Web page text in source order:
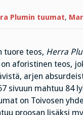
maailman
Plumin tuumat,
tuore teos, Herra
on aforistinen teos,
arjen
sivuun mahtuu 84
on Toivosen
proosan lisäksi